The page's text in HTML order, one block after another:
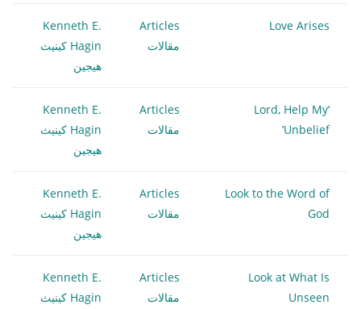
Love Arises
Articles
مقالات
Kenneth E.
Hagin كينيث
هيجين
‘Lord, Help My
Unbelief’
Articles
مقالات
Kenneth E.
Hagin كينيث
هيجين
Look to the Word of
God
Articles
مقالات
Kenneth E.
Hagin كينيث
هيجين
Look at What Is
Unseen
Articles
مقالات
Kenneth E.
Hagin كينيث